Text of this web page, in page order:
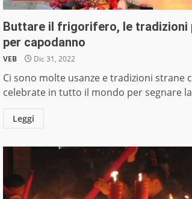
Buttare il frigorifero, le tradizioni
per capodanno
VEB Dic 31, 2022
Ci sono molte usanze e tradizioni strane
celebrate in tutto il mondo per segnare
Leggi